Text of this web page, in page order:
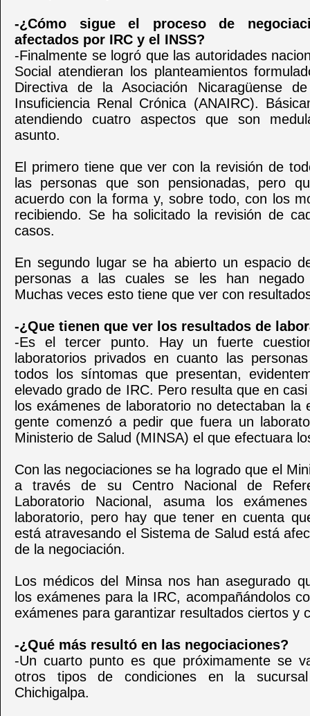
-¿Cómo sigue el proceso de
afectados por IRC y el INSS?
-Finalmente se logró que las autoridades
Social atendieran los planteamientos
Directiva de la Asociación Nicaragüense
Insuficiencia Renal Crónica (ANAIRC).
atendiendo cuatro aspectos que son
asunto.
El primero tiene que ver con la revisión de
las personas que son pensionadas, pero
acuerdo con la forma y, sobre todo, con los
recibiendo. Se ha solicitado la revisión de
casos.
En segundo lugar se ha abierto un espacio
personas a las cuales se les han negado
Muchas veces esto tiene que ver con
-¿Que tienen que ver los resultados de
-Es el tercer punto. Hay un fuerte
laboratorios privados en cuanto las
todos los síntomas que presentan,
elevado grado de IRC. Pero resulta que en
los exámenes de laboratorio no detectaban la
gente comenzó a pedir que fuera un
Ministerio de Salud (MINSA) el que efectuara
Con las negociaciones se ha logrado que el
a través de su Centro Nacional de
Laboratorio Nacional, asuma los
laboratorio, pero hay que tener en cuenta
está atravesando el Sistema de Salud está
de la negociación.
Los médicos del Minsa nos han asegurado
los exámenes para la IRC, acompañándolos
exámenes para garantizar resultados ciertos y
-¿Qué más resultó en las negociaciones?
-Un cuarto punto es que próximamente se
otros tipos de condiciones en la
Chichigalpa.